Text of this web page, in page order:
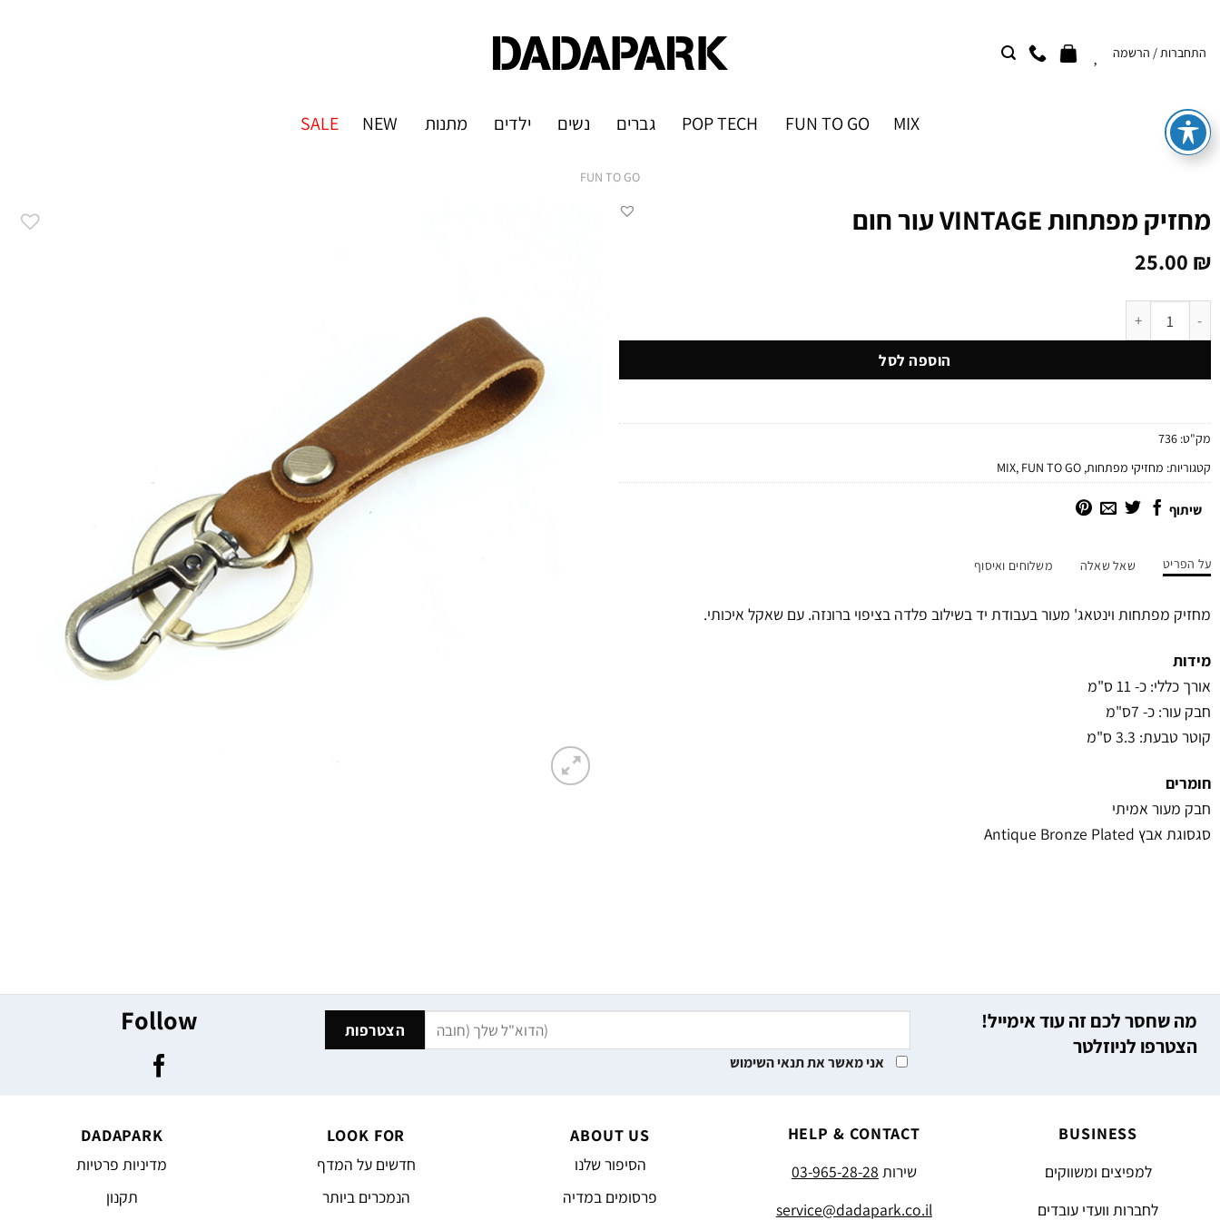
content
התחברות / הרשמה
MIX
FUN TO GO
POP TECH גברים נשים ילדים מתנות NEW
SALE
FUN TO GO
מחזיק מפתחות VINTAGE עור חום
25.00 ₪
הוספה לסל
מק"ט: 736
קטגוריות: מחזיקי מפתחות,
MIX, FUN TO GO
שיתוף
על הפריט שאל שאלה משלוחים ואיסוף
מחזיק מפתחות וינטאג' מעור בעבודת יד בשילוב פלדה בציפוי ברונזה. עם שאקל איכותי.
מידות
אורך כללי: כ- 11 ס"מ
חבק עור: כ- 7ס"מ
קוטר טבעת: 3.3 ס"מ
חומרים
חבק מעור אמיתי
סגסוגת אבץ Antique Bronze Plated
מה שחסר לכם זה עוד אימייל!
הצטרפו לניוזלטר
אני מאשר את תנאי השימוש
Follow
BUSINESS
למפיצים ומשווקים
לחברות וועדי עובדים
HELP & CONTACT
שירות 03-965-28-28
service@dadapark.co.il
ABOUT US
הסיפור שלנו
פרסומים במדיה
LOOK FOR
חדשים על המדף
הנמכרים ביותר
DADAPARK
מדיניות פרטיות
תקנון